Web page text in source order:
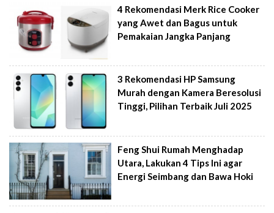
4 Rekomendasi Merk Rice Cooker
yang Awet dan Bagus untuk
Pemakaian Jangka Panjang
3 Rekomendasi HP Samsung
Murah dengan Kamera Beresolusi
Tinggi, Pilihan Terbaik Juli 2025
Feng Shui Rumah Menghadap
Utara, Lakukan 4 Tips Ini agar
Energi Seimbang dan Bawa Hoki